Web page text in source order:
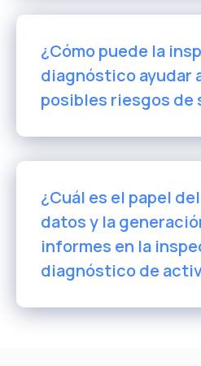
¿Cómo puede la
diagnóstico ayudar
posibles riesgos de
¿Cuál es el papel
datos y la
informes en la
diagnóstico de